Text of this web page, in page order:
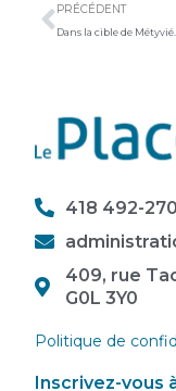
PRÉCÉDENT
418 492-
409, rue
G0L 3Y0
Politique de
Inscrivez-vous